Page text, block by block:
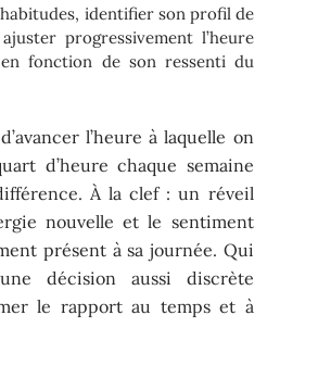
habitudes, identifier son profil de
progressivement l’heure
fonction de son ressenti du
l’heure à laquelle on
d’heure chaque semaine
À la clef : un réveil
nouvelle et le sentiment
présent à sa journée. Qui
décision aussi discrète
le rapport au temps et à